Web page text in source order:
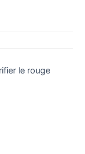
le rouge